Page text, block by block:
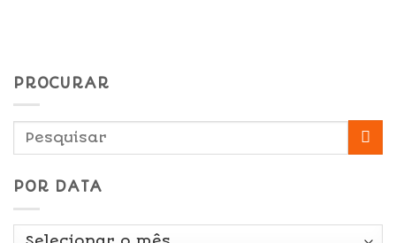
PROCURAR
POR DATA
Por